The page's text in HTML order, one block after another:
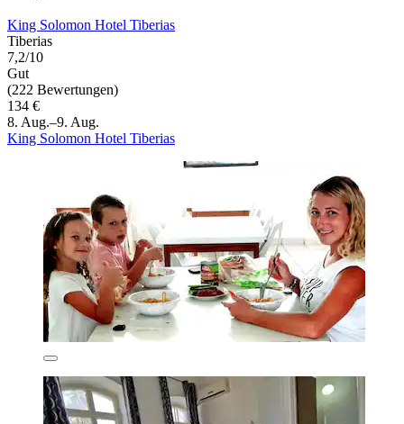
King Solomon Hotel Tiberias
Tiberias
7,2/10
Gut
(222 Bewertungen)
134 €
8. Aug.–9. Aug.
King Solomon Hotel Tiberias